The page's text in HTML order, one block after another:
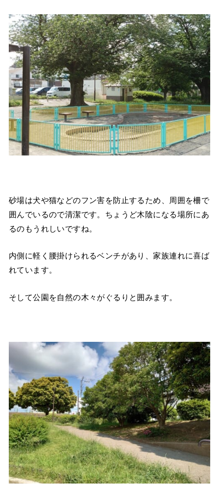
砂場は犬や猫などのフン害を防止するため、周囲を柵で
囲んでいるので清潔です。ちょうど木陰になる場所にあ
るのもうれしいですね。
内側に軽く腰掛けられるベンチがあり、家族連れに喜ば
れています。
そして公園を自然の木々がぐるりと囲みます。